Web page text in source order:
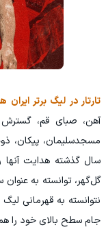
تارتار در لیگ برتر
آهن، صبای قم، گسترش
سال گذشته هدایت آنها
گل‌گهر، توانسته به
نتوانسته به قهرمانی
جام سطح بالای خود را